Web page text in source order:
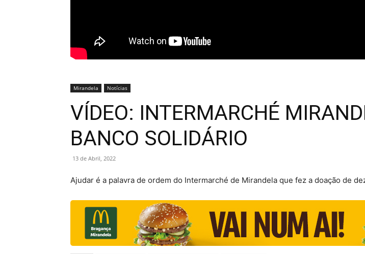
Mirandela Notícias
VÍDEO: INTERMARCHÉ
BANCO SOLIDÁRIO
13 de Abril, 2022
Ajudar é a palavra de ordem do Intermarché de Mirandela que fez a doação de